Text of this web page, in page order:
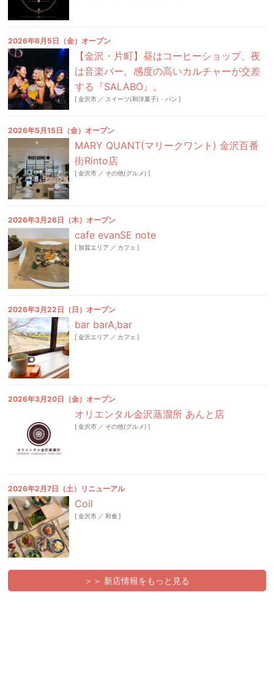
2026年6月5日（金）オープン
【金沢・片町】昼はコーヒーショップ、夜
は音楽バー。感度の高いカルチャーが交差
する『SALABO』。
[金沢市 ／ スイーツ(和洋菓子)・パン ]
2026年5月15日（金）オープン
MARY QUANT(マリークワント) 金沢百番
街Rinto店
[金沢市 ／ その他(グルメ) ]
2026年3月26日（木）オープン
cafe evanSE note
[ 加賀エリア ／ カフェ ]
2026年3月22日（日）オープン
bar barA,bar
[金沢エリア ／ カフェ ]
2026年3月20日（金）オープン
オリエンタル金沢蒸溜所 あんと店
[金沢市 ／ その他(グルメ) ]
2026年2月7日（土）リニューアル
Coil
[金沢市 ／ 和食]
＞＞ 新店情報をもっと見る